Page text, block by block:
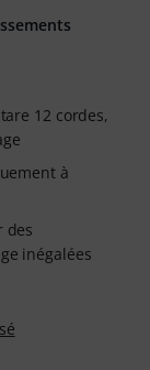
12 cordes,
à
des
inégalées